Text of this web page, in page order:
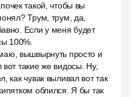
такой, чтобы вы
Трум, трум, да,
Если у меня будет
100%.
вышвырнуть просто и
такие же видосы. Ну,
как чувак выливал вот так
облился. Я бы так